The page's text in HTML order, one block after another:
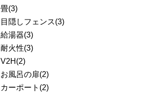
畳(3)
目隠しフェンス(3)
給湯器(3)
耐火性(3)
V2H (2)
お風呂の扉(2)
カーポート (2)